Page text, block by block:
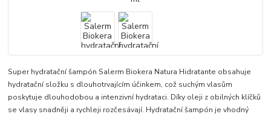
Super hydratační šampón Salerm Biokera Natura Hidratante obsahuje
hydratační složku s dlouhotrvajícím účinkem, což suchým vlasům
poskytuje dlouhodobou a intenzivní hydrataci. Díky oleji z obilných klíčků
se vlasy snadněji a rychleji rozčesávají. Hydratační šampón je vhodný